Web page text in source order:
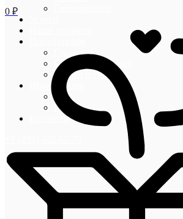
Гарантии
Оплата и доставка
Акции и скидки
Информация
Блог
Новости
Контакты
0 ₽